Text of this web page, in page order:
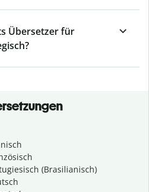
Übersetzer für
(Brasilianisch)